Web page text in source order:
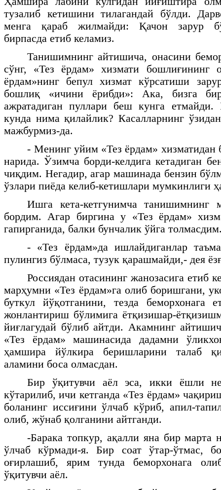
тузалиб кетишини тилагандай бўлди.
менга қараб жилмайди: Қачон зарур
бирпасда етиб келамиз.
Танишимнинг айтишича, онасини
сўнг, «Тез ёрдам» хизмати бошлиғининг
ёрдам»нинг бепул хизмат кўрсатиши
бошлиқ «ичини ёрибди»: Ака, бизга
ажратадиган пуллари беш кунга
кунда нима қилайлик? Касалларнинг
мажбурмиз-да.
- Менинг уйим «Тез ёрдам» хизматидан
нарида. Ўзимча борди-келдига кетадиган
чиқдим. Негадир, агар машинада бензин
ўзлари пиёда келиб-кетишлари мумкинлиги
Ишга кета-кетгунимча танишимнинг
бордим. Агар биргина у «Тез ёрдам»
гапирганида, балки бунчалик ўйга
- «Тез ёрдам»да ишлайдиганлар
пулингиз бўлмаса, тузук қарашмайди,- дея
Россиядан отасининг жанозасига етиб
марҳумни «Тез ёрдам»га олиб боришгани,
буткул йўқотганини, тезда беморхонага
жонлантириш бўлимига ётқизишар-
йиғлагудай бўлиб айтди. Акамнинг
«Тез ёрдам» машинасида дадамни
ҳамшира йўлкира беришларини талаб
аламини боса олмасдан.
Бир ўқитувчи аёл эса, икки ёшли
кўтарилиб, ичи кетганда «Тез ёрдам»
боланинг иссиғини ўлчаб кўриб, апил-
олиб, жўнаб қолганини айтганди.
-Барака топкур, ақалли яна бир марта
ўлчаб кўрмади-я. Бир соат ўтар-ўтмас,
оғирлашиб, ярим тунда беморхонага
ўқитувчи аёл.